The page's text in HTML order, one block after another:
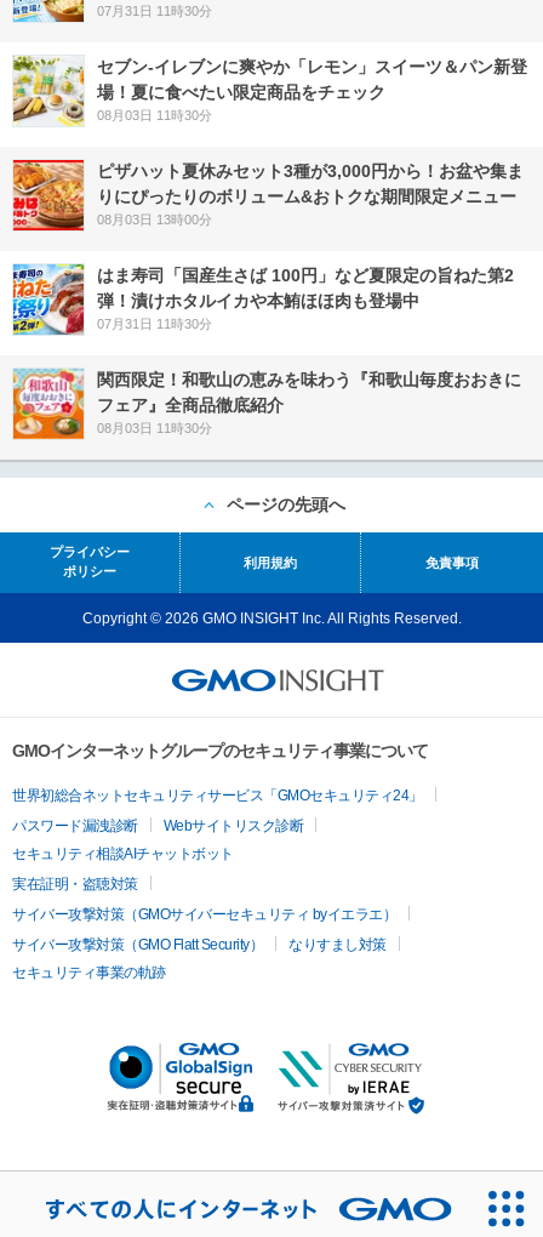
07月31日 11時30分
セブン‐イレブンに爽やか「レモン」スイーツ＆パン新登
場！夏に食べたい限定商品をチェック
08月03日 11時30分
ピザハット夏休みセット3種が3,000円から！お盆や集ま
りにぴったりのボリューム&おトクな期間限定メニュー
08月03日 13時00分
はま寿司「国産生さば 100円」など夏限定の旨ねた第2
弾！漬けホタルイカや本鮪ほほ肉も登場中
07月31日 11時30分
関西限定！和歌山の恵みを味わう『和歌山毎度おおきに
フェア』全商品徹底紹介
08月03日 11時30分
ページの先頭へ
プライバシー
ポリシー
利用規約 免責事項
Copyright © 2026 GMO INSIGHT Inc. All Rights Reserved.
GMOインターネットグループのセキュリティ事業について
世界初総合ネットセキュリティサービス「GMOセキュリティ24」
パスワード漏洩診断
Webサイトリスク診断
セキュリティ相談AIチャットボット
実在証明・盗聴対策
サイバー攻撃対策（GMOサイバーセキュリティ byイエラエ）
サイバー攻撃対策（GMO Flatt Security）
なりすまし対策
セキュリティ事業の軌跡